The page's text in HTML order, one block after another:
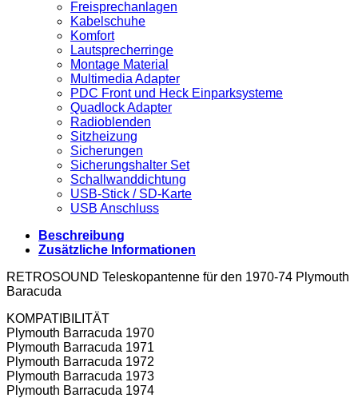
Freisprechanlagen
Kabelschuhe
Komfort
Lautsprecherringe
Montage Material
Multimedia Adapter
PDC Front und Heck Einparksysteme
Quadlock Adapter
Radioblenden
Sitzheizung
Sicherungen
Sicherungshalter Set
Schallwanddichtung
USB-Stick / SD-Karte
USB Anschluss
Beschreibung
Zusätzliche Informationen
RETROSOUND Teleskopantenne für den 1970-74 Plymouth
Baracuda
KOMPATIBILITÄT
Plymouth Barracuda 1970
Plymouth Barracuda 1971
Plymouth Barracuda 1972
Plymouth Barracuda 1973
Plymouth Barracuda 1974